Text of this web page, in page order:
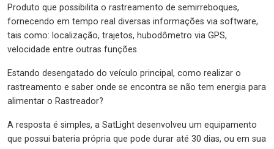
Produto que possibilita o rastreamento de semirreboques,
fornecendo em tempo real diversas informações via software,
tais como: localização, trajetos, hubodômetro via GPS,
velocidade entre outras funções.
Estando desengatado do veículo principal, como realizar o
rastreamento e saber onde se encontra se não tem energia para
alimentar o Rastreador?
A resposta é simples, a SatLight desenvolveu um equipamento
que possui bateria própria que pode durar até 30 dias, ou em sua